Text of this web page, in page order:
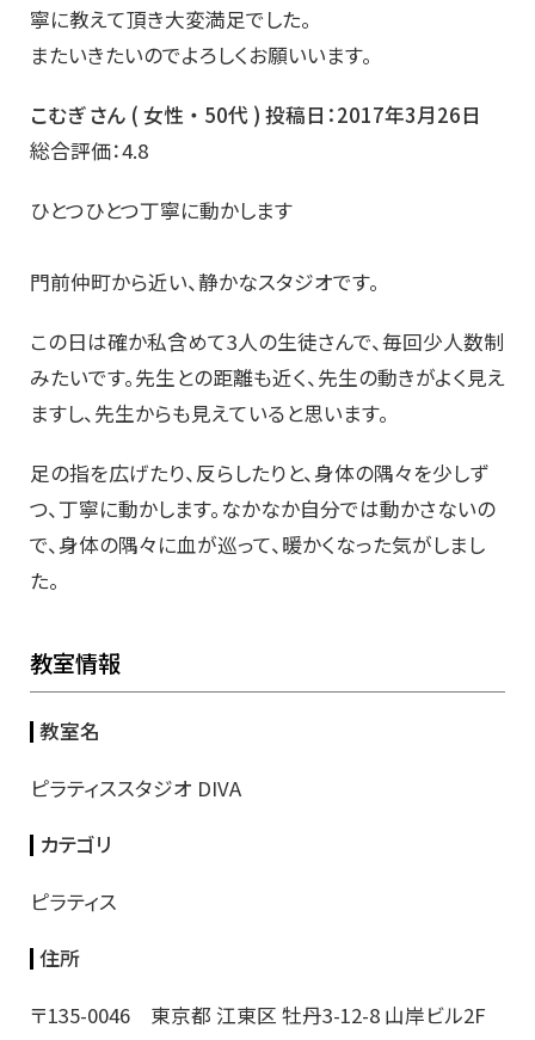
寧に教えて頂き大変満足でした。
またいきたいのでよろしくお願いいます。
こむぎ さん ( 女性 ・ 50代 ) 投稿日：2017年3月26日
総合評価：4.8
ひとつひとつ丁寧に動かします
門前仲町から近い、静かなスタジオです。
この日は確か私含めて3人の生徒さんで、毎回少人数制
みたいです。先生との距離も近く、先生の動きがよく見え
ますし、先生からも見えていると思います。
足の指を広げたり、反らしたりと、身体の隅々を少しず
つ、丁寧に動かします。なかなか自分では動かさないの
で、身体の隅々に血が巡って、暖かくなった気がしまし
た。
教室情報
教室名
ピラティススタジオ DIVA
カテゴリ
ピラティス
住所
〒135-0046 東京都 江東区 牡丹3-12-8 山岸ビル2F